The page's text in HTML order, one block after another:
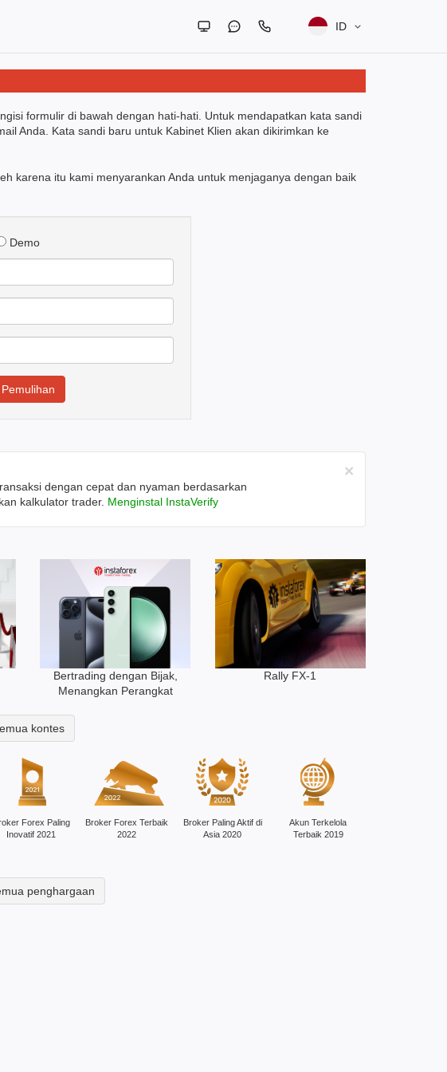
ID
formulir di bawah dengan hati-hati. Untuk mendapatkan kata sandi
Anda. Kata sandi baru untuk Kabinet Klien akan dikirimkan ke
karena itu kami menyarankan Anda untuk menjaganya dengan baik
Demo
dengan cepat dan nyaman berdasarkan
kalkulator trader. Menginstal InstaVerify
×
Bertrading dengan Bijak,
Menangkan Perangkat
Rally FX-1
kontes
Akun Terkelola
Terbaik 2019
Broker Paling Aktif di
Asia 2020
Broker Forex Terbaik
2022
Forex Paling
Inovatif 2021
penghargaan